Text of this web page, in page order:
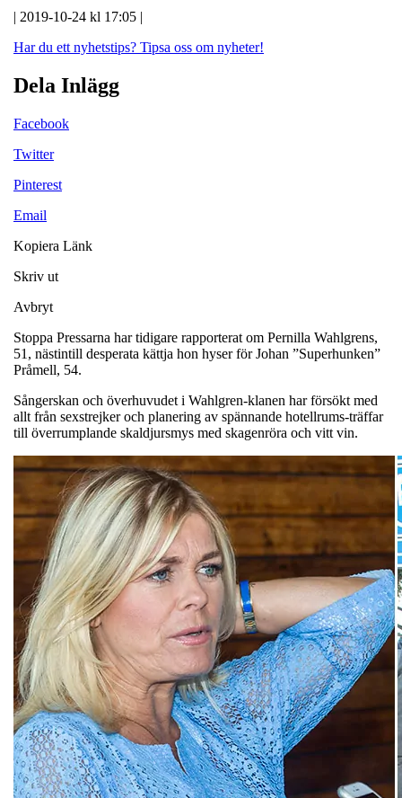
| 2019-10-24 kl 17:05 |
Har du ett nyhetstips? Tipsa oss om nyheter!
Dela Inlägg
Facebook
Twitter
Pinterest
Email
Kopiera Länk
Skriv ut
Avbryt
Stoppa Pressarna har tidigare rapporterat om Pernilla Wahlgrens,
51, nästintill desperata kättja hon hyser för Johan ”Superhunken”
Pråmell, 54.
Sångerskan och överhuvudet i Wahlgren-klanen har försökt med
allt från sexstrejker och planering av spännande hotellrums-träffar
till överrumplande skaldjursmys med skagenröra och vitt vin.